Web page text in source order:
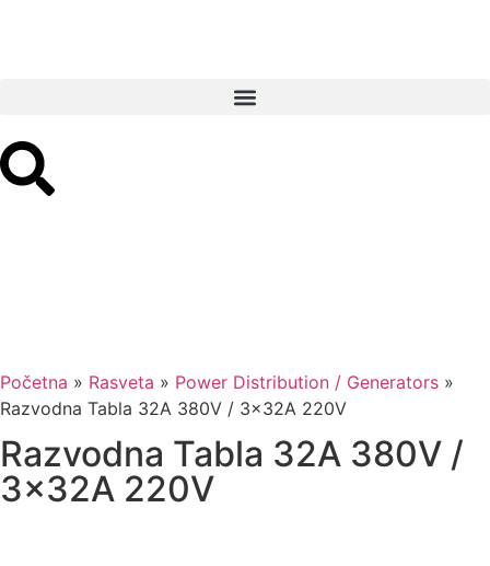
Početna » Rasveta » Power Distribution / Generators »
Razvodna Tabla 32A 380V / 3x32A 220V
Razvodna Tabla 32A 380V /
3x32A 220V